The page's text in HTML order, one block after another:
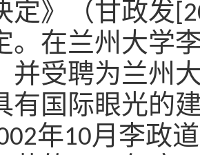
定》（甘政发
。在兰州大学
并受聘为兰州
有国际眼光的
年10月李政